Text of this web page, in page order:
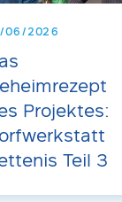
06/2026
Projektes:
Teil 3